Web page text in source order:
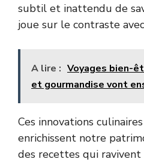
subtil et inattendu de
joue sur le contraste
A lire : Voyages bien-
et gourmandise vont
Ces innovations
enrichissent notre
des recettes qui ravivent